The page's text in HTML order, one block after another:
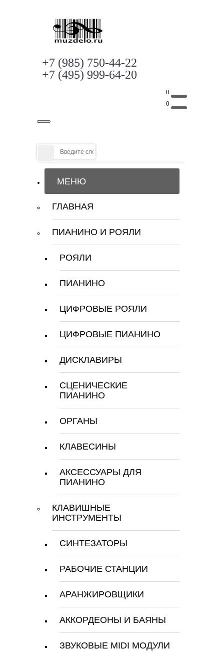
+7 (985) 750-44-22
+7 (495) 999-64-20
0
0
МЕНЮ
ГЛАВНАЯ
ПИАНИНО И РОЯЛИ
РОЯЛИ
ПИАНИНО
ЦИФРОВЫЕ РОЯЛИ
ЦИФРОВЫЕ ПИАНИНО
ДИСКЛАВИРЫ
СЦЕНИЧЕСКИЕ
ПИАНИНО
ОРГАНЫ
КЛАВЕСИНЫ
АКСЕССУАРЫ ДЛЯ
ПИАНИНО
КЛАВИШНЫЕ
ИНСТРУМЕНТЫ
СИНТЕЗАТОРЫ
РАБОЧИЕ СТАНЦИИ
АРАНЖИРОВЩИКИ
АККОРДЕОНЫ И БАЯНЫ
ЗВУКОВЫЕ MIDI МОДУЛИ